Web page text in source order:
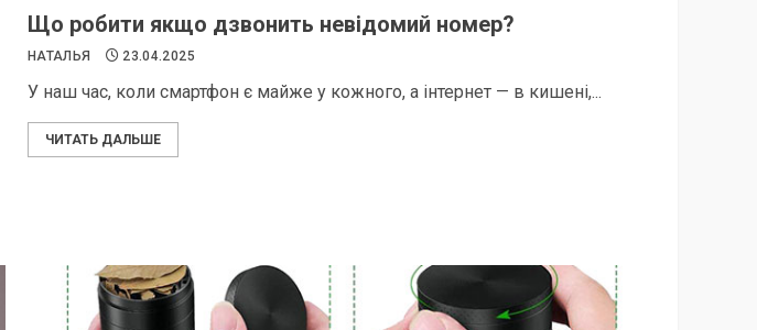
Що робити якщо дзвонить невідомий номер?
НАТАЛЬЯ 23.04.2025
У наш час, коли смартфон є майже у кожного, а інтернет — в кишені,...
ЧИТАТЬ ДАЛЬШЕ